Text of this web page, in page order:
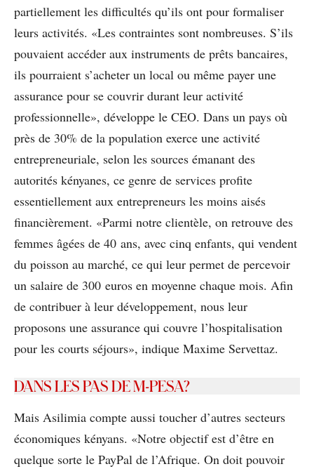
partiellement les difficultés qu’ils ont pour formaliser
leurs activités. «­Les contraintes sont nombreuses. S’ils
pouvaient accéder aux instruments de prêts bancaires,
ils pourraient s’acheter un local ou même payer une
assurance pour se couvrir durant leur activité
professionnelle­», développe le CEO. Dans un pays où
près de 30­% de la population exerce une activité
entrepreneuriale, selon les sources émanant des
autorités kényanes, ce genre de services proﬁte
essentiellement aux entrepreneurs les moins aisés
ﬁnancièrement. «­Parmi notre clientèle, on retrouve des
femmes âgées de 40 ans, avec cinq enfants, qui vendent
du poisson au marché, ce qui leur permet de percevoir
un salaire de 300 euros en moyenne chaque mois. Aﬁn
de contribuer à leur développement, nous leur
proposons une assurance qui couvre l’hospitalisation
pour les courts séjours­», indique Maxime Servettaz.
DANS LES PAS DE M-PESA?
Mais Asilimia compte aussi toucher d’autres secteurs
économiques kényans. «­Notre objectif est d’être en
quelque sorte le PayPal de l’Afrique. On doit pouvoir